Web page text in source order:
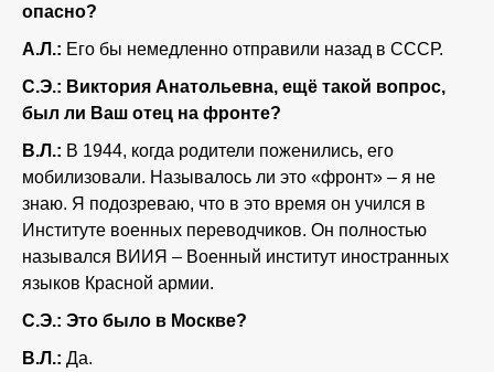
опасно?
А.Л.: Его бы немедленно отправили назад в СССР.
С.Э.: Виктория Анатольевна, ещё такой вопрос,
был ли Ваш отец на фронте?
В.Л.: В 1944, когда родители поженились, его
мобилизовали. Называлось ли это «фронт» – я не
знаю. Я подозреваю, что в это время он учился в
Институте военных переводчиков. Он полностью
назывался ВИИЯ – Военный институт иностранных
языков Красной армии.
С.Э.: Это было в Москве?
В.Л.: Да.